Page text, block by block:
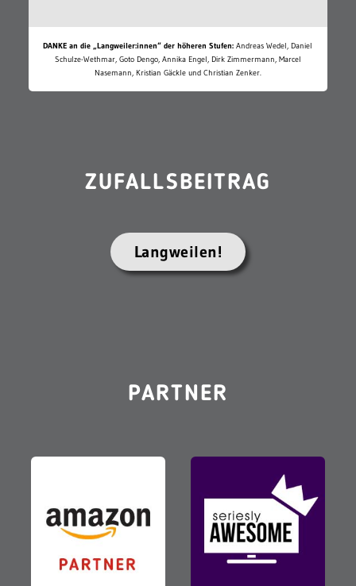
DANKE an die „Langweiler:innen“ der höheren Stufen: Andreas Wedel, Daniel
Schulze-Wethmar, Goto Dengo, Annika Engel, Dirk Zimmermann, Marcel
Nasemann, Kristian Gäckle und Christian Zenker.
ZUFALLSBEITRAG
Langweilen!
PARTNER